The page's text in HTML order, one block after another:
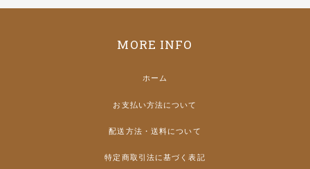
MORE INFO
ホーム
お支払い方法について
配送方法・送料について
特定商取引法に基づく表記